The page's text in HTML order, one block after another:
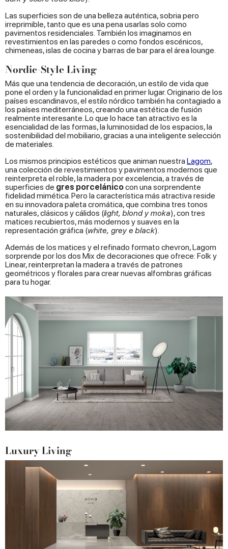
Las superficies son de una belleza auténtica, sobria pero
irreprimible, tanto que es una pena usarlas solo como
pavimentos residenciales. También los imaginamos en
revestimientos en las paredes o como fondos escénicos,
chimeneas, islas de cocina y barras de bar para el área lounge.
Nordic-Style Living
Más que una tendencia de decoración, un estilo de vida que
pone el orden y la funcionalidad en primer lugar. Originario de los
países escandinavos, el estilo nórdico también ha contagiado a
los países mediterráneos, creando una estética de fusión
realmente interesante. Lo que lo hace tan atractivo es la
esencialidad de las formas, la luminosidad de los espacios, la
sostenibilidad del mobiliario, gracias a una inteligente selección
de materiales.
Los mismos principios estéticos que animan nuestra Lagom,
una colección de revestimientos y pavimentos modernos que
reinterpreta el roble, la madera por excelencia, a través de
superficies de gres porcelánicocon una sorprendente
fidelidad mimética. Pero la característica más atractiva reside
en su innovadora paleta cromática, que combina tres tonos
naturales, clásicos y cálidos (light, blond y moka), con tres
matices recubiertos, más modernos y suaves en la
representación gráfica (white, grey e black).
Además de los matices y el refinado formato chevron, Lagom
sorprende por los dos Mix de decoraciones que ofrece: Folk y
Linear, reinterpretan la madera a través de patrones
geométricos y florales para crear nuevas alfombras gráficas
para tu hogar.
Luxury Living